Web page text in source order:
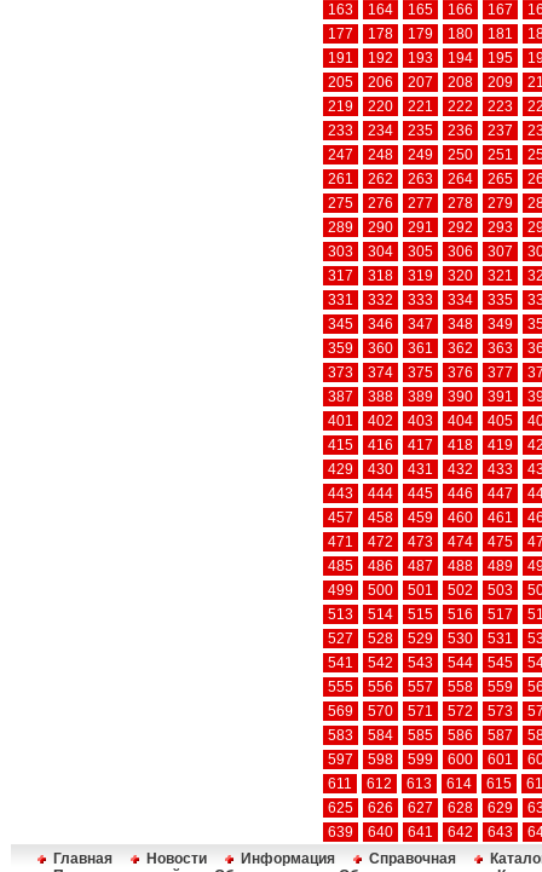
163
164 165 166 167
177
178 179 180 181
191
192 193 194 195
205
206 207 208 209
219
220 221 222 223
233
234 235 236 237
247
248 249 250 251
261
262 263 264 265
275
276 277 278 279
289
290 291 292 293
303
304 305 306 307
317
318 319 320 321
331
332 333 334 335
345
346 347 348 349
359
360 361 362 363
373
374 375 376 377
387
388 389 390 391
401
402 403 404 405
415
416 417 418 419
429
430 431 432 433
443
444 445 446 447
457
458 459 460 461
471
472 473 474 475
485
486 487 488 489
499
500 501 502 503
513
514 515 516 517
527
528 529 530 531
541
542 543 544 545
555
556 557 558 559
569
570 571 572 573
583
584 585 586 587
597
598 599 600 601
611
612 613 614 615
625
626 627 628 629
639
640 641 642 643
Главная
Новости Информация Справочная